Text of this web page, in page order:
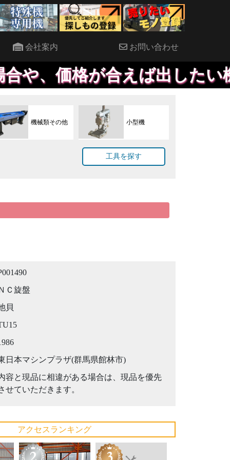
会社案内 お問い合わせ
合えば出したい機械な
機械類その他 小型機
工具を探す
Ｃ旋盤
貝
日本マシンプラザ(群馬県館林市)
容と現品に相違がある場合は、現品を優先
せていただきます。
アクセスランキング